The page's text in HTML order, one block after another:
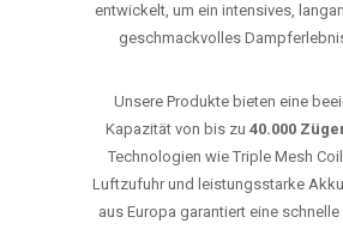
entwickelt, um ein intensives,
geschmackvolles
Unsere Produkte bieten eine
Kapazität von bis zu 40.000
Technologien wie Triple Mesh
Luftzufuhr und leistungsstarke
aus Europa garantiert eine